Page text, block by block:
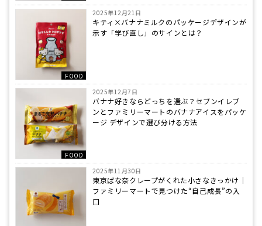
FOOD
2025年12月21日
キティ×バナナミルクのパッケージデザインが
示す「学び直し」のサインとは？
FOOD
2025年12月7日
バナナ好きならどっちを選ぶ？セブンイレブ
ンとファミリーマートのバナナアイスをパッケ
ージ デザインで選び分ける方法
2025年11月30日
東京ばな奈クレープがくれた小さなきっかけ｜
ファミリーマートで見つけた“自己成長”の入
口